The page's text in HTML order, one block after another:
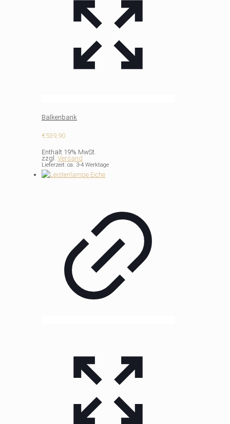
Balkenbank
€539,90
Enthält 19% MwSt.
zzgl. Versand
Lieferzeit: ca. 3-4 Werktage